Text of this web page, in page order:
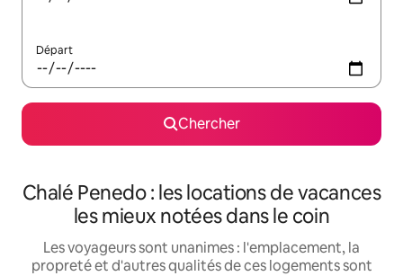
Départ
Chercher
Chalé Penedo : les locations de vacances
les mieux notées dans le coin
Les voyageurs sont unanimes : l'emplacement, la
propreté et d'autres qualités de ces logements sont